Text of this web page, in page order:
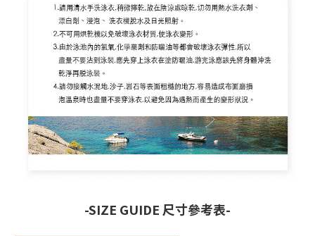
-SIZE GUIDE 尺寸參考表-